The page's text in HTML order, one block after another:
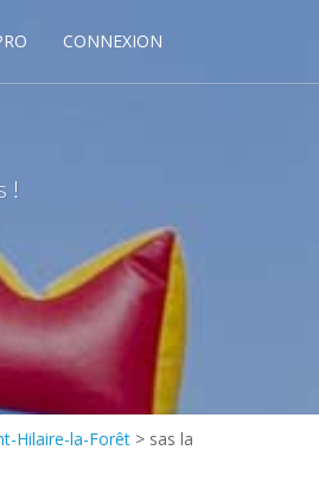
CONNEXION
!
Hilaire-la-Forêt > sas la